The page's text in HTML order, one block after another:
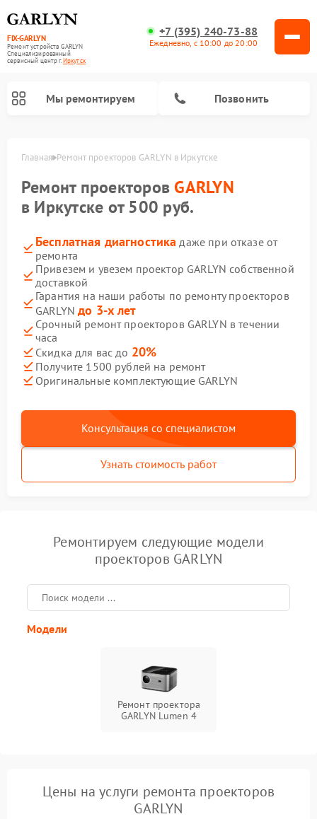
FIX-GARLYN
Ремонт устройств GARLYN
Специализированный
cервисный центр г.Иркутск
+7 (395) 240-73-88
Ежедневно, с 10:00 до 20:00
Мы ремонтируем Позвонить
Главная Ремонт проекторов GARLYN в Иркутске
Ремонт проекторов GARLYN
в Иркутске от 500 руб.
Бесплатная диагностика даже при отказе от
ремонта
Привезем и увезем проектор GARLYN собственной
доставкой
Гарантия на наши работы по ремонту проекторов
GARLYNдо 3-х лет
Срочный ремонт проекторов GARLYN в течении
часа
Скидка для вас до 20%
Получите 1500 рублей на ремонт
Оригинальные комплектующие GARLYN
Консультация со специалистом
Узнать стоимость работ
Ремонтируем следующие модели
проекторов GARLYN
Модели
Ремонт проектора
GARLYN Lumen 4
Цены на услуги ремонта проекторов
GARLYN